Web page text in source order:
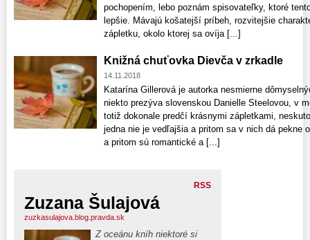
pochopením, lebo poznám spisovateľky, ktoré
lepšie. Mávajú košatejší príbeh, rozvitejšie
zápletku, okolo ktorej sa ovíja [...]
Knižná chuťovka Dievča v zrkadle
14.11.2018
Katarína Gillerová je autorka nesmierne
niekto prezýva slovenskou Danielle Steelovou, v
totiž dokonale predčí krásnymi zápletkami,
jedna nie je vedľajšia a pritom sa v nich dá pekne
a pritom sú romantické a [...]
RSS
Zuzana Šulajová
zuzkasulajova.blog.pravda.sk
Z oceánu kníh niektoré si